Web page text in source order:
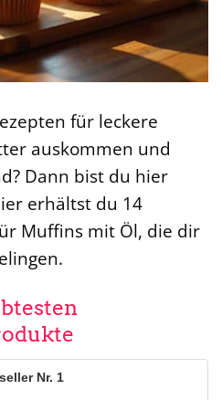
für leckere
auskommen und
Dann bist du hier
erhältst du 14
Muffins mit Öl, die dir
1